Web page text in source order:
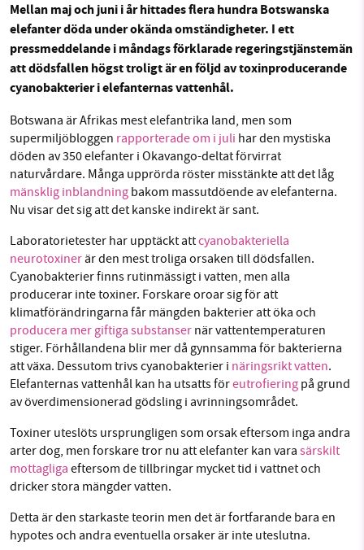
Facebook Instagram
Threads LinkedIn
Mellan maj och juni i år hittades flera hundra Botswanska
elefanter döda under okända omständigheter. I ett
pressmeddelande i måndags förklarade regeringstjänstemän
att dödsfallen högst troligt är en följd av toxinproducerande
cyanobakterier i elefanternas vattenhål.
Botswana är Afrikas mest elefantrika land, men som
supermiljöbloggen rapporterade om i juli har den mystiska
döden av 350 elefanter i Okavango-deltat förvirrat
naturvårdare. Många upprörda röster misstänkte att det låg
mänsklig inblandning bakom massutdöende av elefanterna.
Nu visar det sig att det kanske indirekt är sant.
Laboratorietester har upptäckt attcyanobakteriella
neurotoxinerär den mest troliga orsaken till dödsfallen.
Cyanobakterier finns rutinmässigt i vatten, men alla
producerar inte toxiner. Forskare oroar sig för att
klimatförändringarna får mängden bakterier att öka och
producera mer giftiga substanser när vattentemperaturen
stiger. Förhållandena blir mer då gynnsamma för bakterierna
att växa. Dessutom trivs cyanobakterier i näringsrikt vatten.
Elefanternas vattenhål kan ha utsatts föreutrofiering på grund
av överdimensionerad gödsling i avrinningsområdet.
Toxiner uteslöts ursprungligen som orsak eftersom inga andra
arter dog, men forskare tror nu att elefanter kan vara särskilt
mottagliga eftersom de tillbringar mycket tid i vattnet och
dricker stora mängder vatten.
Detta är den starkaste teorin men det är fortfarande bara en
hypotes och andra eventuella orsaker är inte uteslutna.
SMB kämpar för en hållbar framtid. Sedan
starten 2010 har vår ideella redaktion drivit
miljödebatten framåt genom
nyhetsbevakning och granskningar. Nu vill vi
utveckla vårt arbete – och vi hoppas att du
vill hjälpa oss.
Stötta vårt arbete genom att swisha en slant till
1231368703
Läs vad vi vill göra